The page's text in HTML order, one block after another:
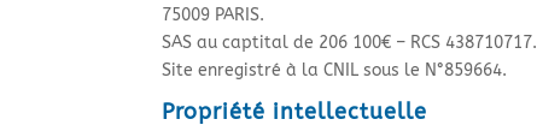
75009 PARIS.
SAS au captital de 206 100€ – RCS 438710717.
Site enregistré à la CNIL sous le N°859664.
Propriété intellectuelle